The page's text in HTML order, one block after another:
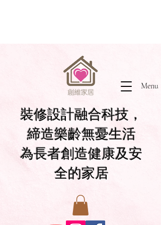
Menu
裝修設計融合科技，
締造樂齡無憂生活
為長者創造健康及安
全的家居